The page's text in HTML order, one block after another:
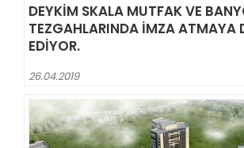
DEYKIM SKALA MUTFAK VE
TEZGAHLARINDA IMZA ATMAYA
EDIYOR.
26.04.2019